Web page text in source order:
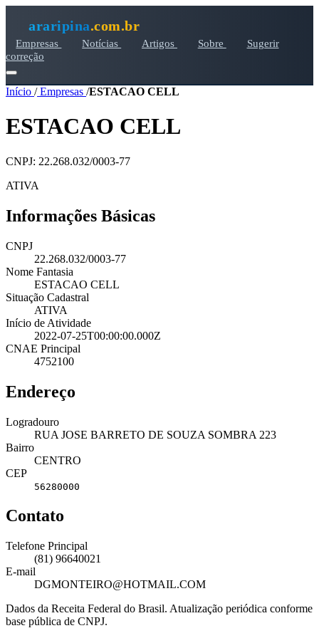
araripina.com.br
Empresas Notícias Artigos Sobre
Sugerir
correção
Início /Empresas /ESTACAO CELL
ESTACAO CELL
CNPJ: 22.268.032/0003-77
ATIVA
Informações Básicas
CNPJ
22.268.032/0003-77
Nome Fantasia
ESTACAO CELL
Situação Cadastral
ATIVA
Início de Atividade
2022-07-25T00:00:00.000Z
CNAE Principal
4752100
Endereço
Logradouro
RUA JOSE BARRETO DE SOUZA SOMBRA 223
Bairro
CENTRO
CEP
56280000
Contato
Telefone Principal
(81) 96640021
E-mail
DGMONTEIRO@HOTMAIL.COM
Dados da Receita Federal do Brasil. Atualização periódica conforme
base pública de CNPJ.